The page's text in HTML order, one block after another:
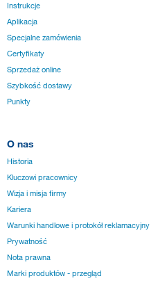
Instrukcje
Aplikacja
Specjalne zamówienia
Certyfikaty
Sprzedaż online
Szybkość dostawy
Punkty
O nas
Historia
Kluczowi pracownicy
Wizja i misja firmy
Kariera
Warunki handlowe i protokół reklamacyjny
Prywatność
Nota prawna
Marki produktów - przegląd